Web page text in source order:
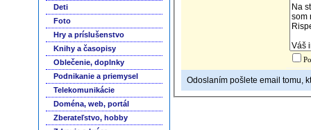
Deti
Foto
Hry a príslušenstvo
Knihy a časopisy
Oblečenie, doplnky
Podnikanie a priemysel
Telekomunikácie
Doména, web, portál
Zberateľstvo, hobby
Odoslaním pošlete email tomu,